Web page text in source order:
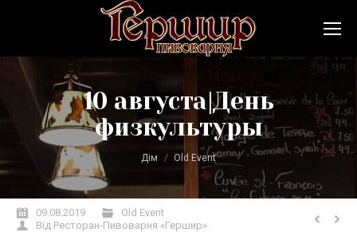
10 августа|День
физкультуры
Дім Old Event
09.08.2019
Old Event
Від Ресторан-Пивоварня «Гершир»